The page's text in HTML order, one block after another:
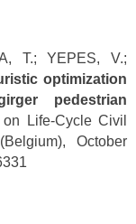
T.; YEPES, V.;
optimization
pedestrian
Life-Cycle Civil
October